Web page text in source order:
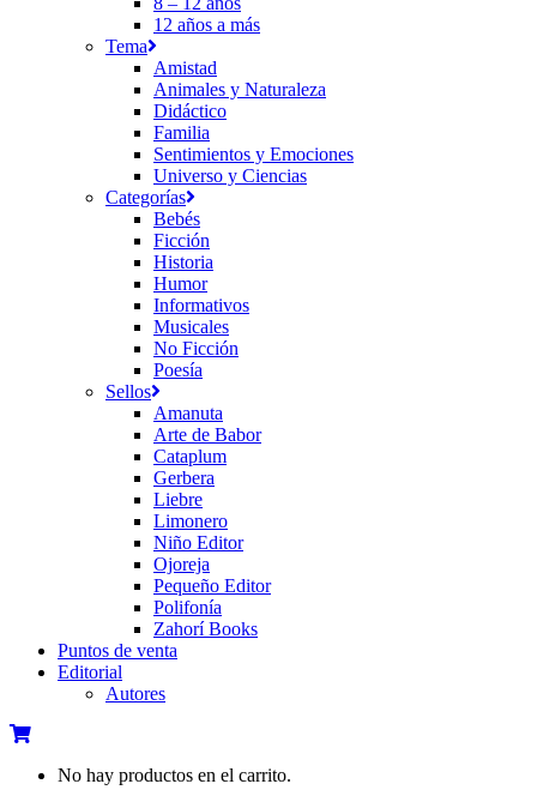
12 años a más
Tema
Amistad
Animales y Naturaleza
Didáctico
Familia
Sentimientos y Emociones
Universo y Ciencias
Categorías
Bebés
Ficción
Historia
Humor
Informativos
Musicales
No Ficción
Poesía
Sellos
Amanuta
Arte de Babor
Cataplum
Gerbera
Liebre
Limonero
Niño Editor
Ojoreja
Pequeño Editor
Polifonía
Zahorí Books
Puntos de venta
Editorial
Autores
No hay productos en el carrito.